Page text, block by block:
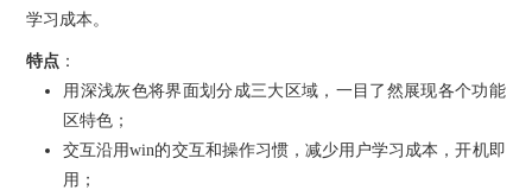
学习成本。
特点 ：
用深浅灰色将界面划分成三大区域，一目了然展现各个功能
区特色；
交互沿用win的交互和操作习惯，减少用户学习成本，开机即
用；